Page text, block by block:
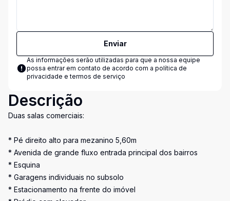
Enviar
As informações serão utilizadas para que a nossa equipe
possa entrar em contato de acordo com a política de
privacidade e termos de serviço
Descrição
Duas salas comerciais:
* Pé direito alto para mezanino 5,60m
* Avenida de grande fluxo entrada principal dos bairros
* Esquina
* Garagens individuais no subsolo
* Estacionamento na frente do imóvel